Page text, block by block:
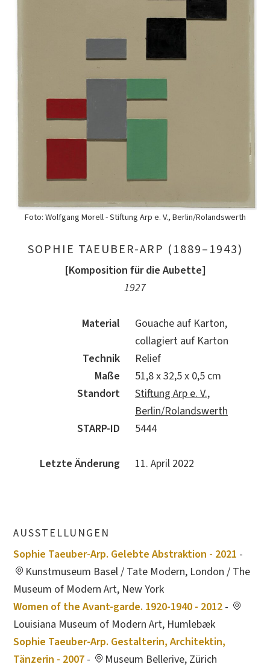
Foto: Wolfgang Morell - Stiftung Arp e. V., Berlin/Rolandswerth
SOPHIE TAEUBER-ARP (1889–1943)
[Komposition für die Aubette]
1927
Material
Gouache auf Karton,
collagiert auf Karton
Technik
Relief
Maße
51,8 x 32,5 x 0,5 cm
Standort
Stiftung Arp e. V.,
Berlin/Rolandswerth
STARP-ID
5444
Letzte Änderung 11. April 2022
AUSSTELLUNGEN
Sophie Taeuber-Arp. Gelebte Abstraktion - 2021 -
Kunstmuseum Basel / Tate Modern, London / The
Museum of Modern Art, New York
Women of the Avant-garde. 1920-1940 - 2012 -
Louisiana Museum of Modern Art, Humlebæk
Sophie Taeuber-Arp. Gestalterin, Architektin,
Tänzerin - 2007 - Museum Bellerive, Zürich